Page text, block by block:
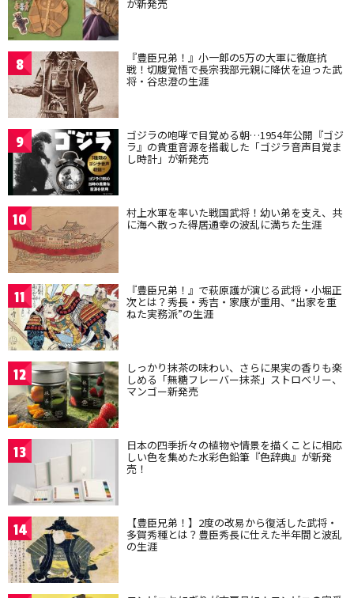
が新発売
8 『豊臣兄弟！』小一郎の5万の大軍に徹底抗
戦！切腹覚悟で長宗我部元親に降伏を迫った武
将・谷忠澄の生涯
9 ゴジラの咆哮で目覚める朝…1954年公開『ゴジ
ラ』の貴重音源を搭載した「ゴジラ音声目覚ま
し時計」が新発売
10 村上水軍を率いた戦国武将！幼い弟を支え、共
に海へ散った得居通幸の波乱に満ちた生涯
11 『豊臣兄弟！』で萩原護が演じる武将・小堀正
次とは？秀長・秀吉・家康が重用、“出家を重
ねた実務派”の生涯
12 しっかり抹茶の味わい、さらに果実の香りも楽
しめる「無糖フレーバー抹茶」ストロベリー、
マンゴー新発売
13 日本の四季折々の植物や情景を描くことに相応
しい色を集めた水彩色鉛筆『色辞典』が新発
売！
14 【豊臣兄弟！】2度の改易から復活した武将・
多賀秀種とは？豊臣秀長に仕えた半年間と波乱
の生涯